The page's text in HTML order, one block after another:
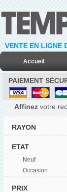
VENTE EN LIGNE
Accueil
PAIEMENT
Affinez votre
RAYON
ETAT
Neuf
Occasion
PRIX